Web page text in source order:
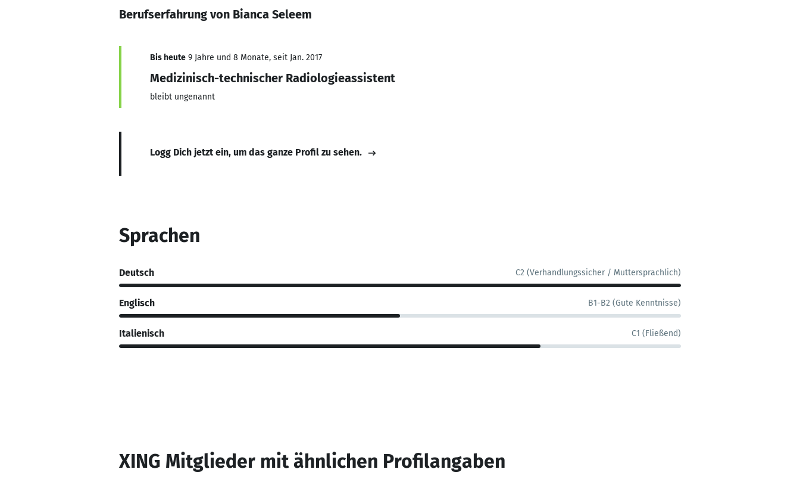
Berufserfahrung von Bianca Seleem
Bis heute 9 Jahre und 8 Monate, seit Jan. 2017
Medizinisch-technischer Radiologieassistent
bleibt ungenannt
Logg Dich jetzt ein, um das ganze Profil zu sehen.
Sprachen
Deutsch C2 (Verhandlungssicher / Muttersprachlich)
Englisch B1-B2 (Gute Kenntnisse)
Italienisch C1 (Fließend)
XING Mitglieder mit ähnlichen Profilangaben